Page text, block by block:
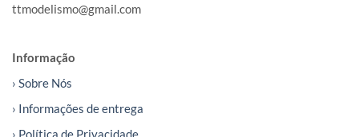
ttmodelismo@gmail.com
Informação
› Sobre Nós
› Informações de entrega
› Política de Privacidade